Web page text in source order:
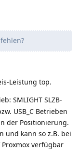
Leistung top.
SMLIGHT SLZB-
USB_C Betrieben
der Positionierung.
und kann so z.B. bei
verfügbar